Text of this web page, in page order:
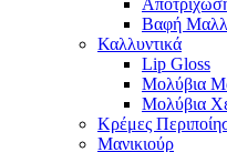
Βαφή
Καλλυντικά
Lip Gloss
Μολύβια
Μολύβια
Κρέμες
Μανικιούρ